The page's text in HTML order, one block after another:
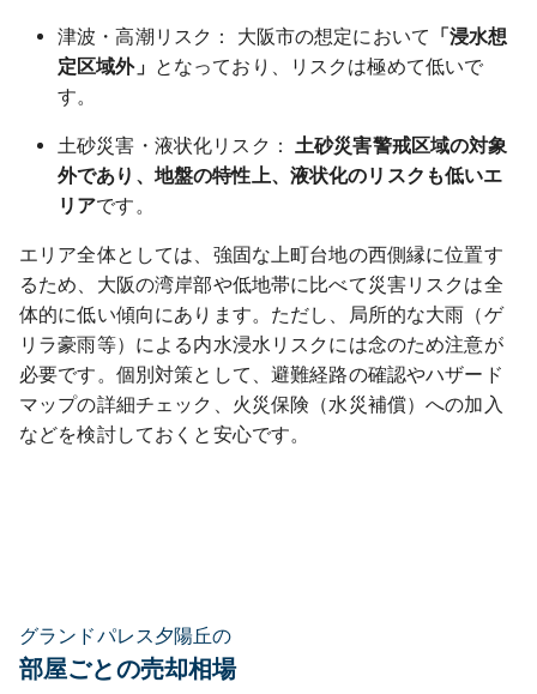
津波・高潮リスク： 大阪市の想定において 「浸水想
定区域外」 となっており、リスクは極めて低いで
す。
土砂災害・液状化リスク： 土砂災害警戒区域の対象
外であり、地盤の特性上、液状化のリスクも低いエ
リアです。
エリア全体としては、強固な上町台地の西側縁に位置す
るため、大阪の湾岸部や低地帯に比べて災害リスクは全
体的に低い傾向にあります。ただし、局所的な大雨（ゲ
リラ豪雨等）による内水浸水リスクには念のため注意が
必要です。個別対策として、避難経路の確認やハザード
マップの詳細チェック、火災保険（水災補償）への加入
などを検討しておくと安心です。
グランドパレス夕陽丘の
部屋ごとの売却相場